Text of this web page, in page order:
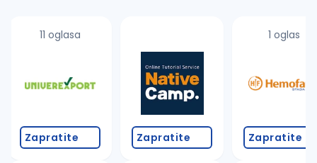
proverite pravopisne greške (koristite č, ć, š, đ,
povećajte radijus za odabrani grad
promenite odabrane filtere pretrage
11 oglasa
Zapratite Zapratite
1 oglas
Zapratite